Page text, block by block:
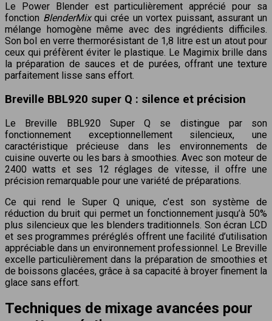
Le Power Blender est particulièrement apprécié pour sa
fonction BlenderMixqui crée un vortex puissant, assurant un
mélange homogène même avec des ingrédients difficiles.
Son bol en verre thermorésistant de 1,8 litre est un atout pour
ceux qui préfèrent éviter le plastique. Le Magimix brille dans
la préparation de sauces et de purées, offrant une texture
parfaitement lisse sans effort.
Breville BBL920 super Q : silence et précision
Le Breville BBL920 Super Q se distingue par son
fonctionnement exceptionnellement silencieux, une
caractéristique précieuse dans les environnements de
cuisine ouverte ou les bars à smoothies. Avec son moteur de
2400 watts et ses 12 réglages de vitesse, il offre une
précision remarquable pour une variété de préparations.
Ce qui rend le Super Q unique, c’est son système de
réduction du bruit qui permet un fonctionnement jusqu’à 50%
plus silencieux que les blenders traditionnels. Son écran LCD
et ses programmes préréglés offrent une facilité d’utilisation
appréciable dans un environnement professionnel. Le Breville
excelle particulièrement dans la préparation de smoothies et
de boissons glacées, grâce à sa capacité à broyer finement la
glace sans effort.
Techniques de mixage avancées pour